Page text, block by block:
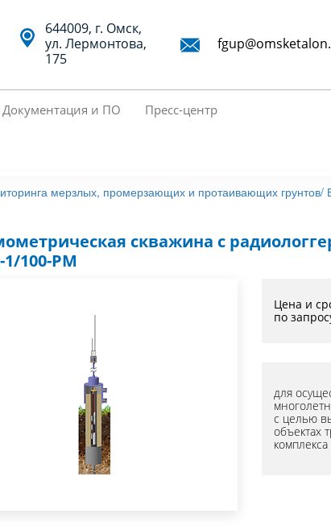
644009, г. Омск,
ул. Лермонтова,
175
Документация и ПО Пресс-центр
мерзлых, промерзающих и протаивающих грунтов/
скважина с
100-РМ
Цена и
по
для
с целью
объектах